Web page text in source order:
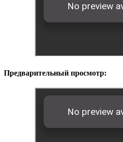
Предварительный просмотр: